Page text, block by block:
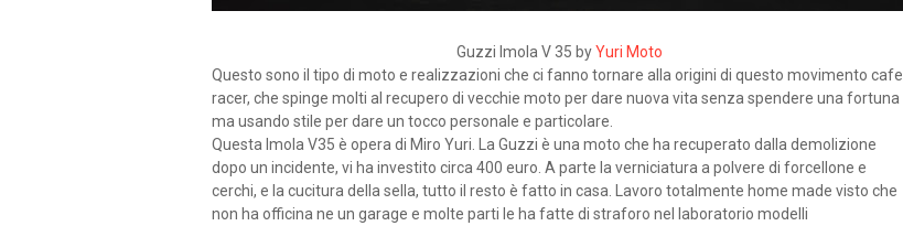
Guzzi Imola V 35 byYuri Moto
Questo sono il tipo di moto e realizzazioni che ci fanno tornare alla origini di questo movimento cafe
racer, che spinge molti al recupero di vecchie moto per dare nuova vita senza spendere una fortuna
ma usando stile per dare un tocco personale e particolare.
Questa Imola V35 è opera di Miro Yuri. La Guzzi è una moto che ha recuperato dalla demolizione
dopo un incidente, vi ha investito circa 400 euro. A parte la verniciatura a polvere di forcellone e
cerchi, e la cucitura della sella, tutto il resto è fatto in casa. Lavoro totalmente home made visto che
non ha officina ne un garage e molte parti le ha fatte di straforo nel laboratorio modelli